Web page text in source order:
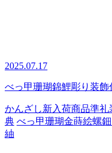
2025.07.17
べっ甲珊瑚錦鯉彫り装
かんざし新入荷商品準礼
典 べっ甲珊瑚金蒔絵螺鈿
紬